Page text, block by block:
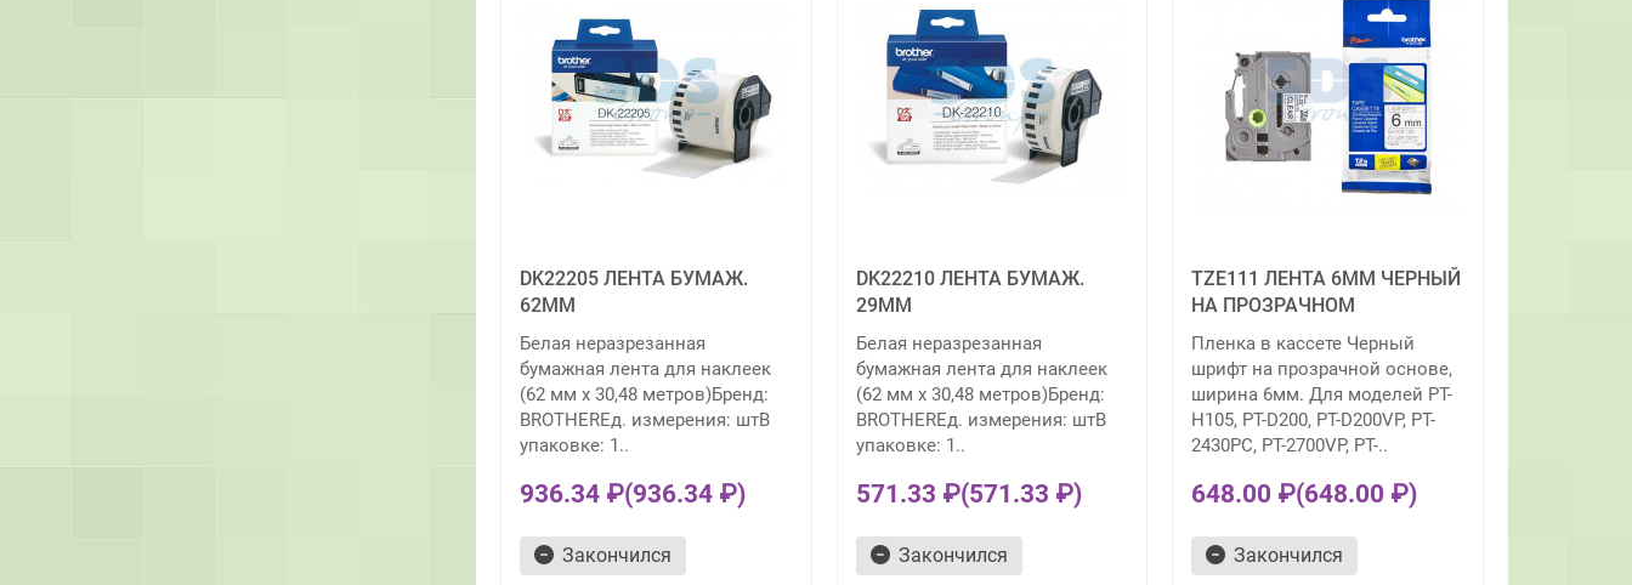
DK22205 ЛЕНТА БУМАЖ.
62ММ
Белая неразрезанная
бумажная лента для наклеек
(62 мм x 30,48 метров)Бренд:
BROTHERЕд. измерения: штВ
упаковке: 1..
936.34 ₽(936.34 ₽)
Закончился
DK22210 ЛЕНТА БУМАЖ.
29ММ
Белая неразрезанная
бумажная лента для наклеек
(62 мм x 30,48 метров)Бренд:
BROTHERЕд. измерения: штВ
упаковке: 1..
571.33 ₽(571.33 ₽)
Закончился
TZE111 ЛЕНТА 6MM ЧЕРНЫЙ
НА ПРОЗРАЧНОМ
Пленка в кассете Черный
шрифт на прозрачной основе,
ширина 6мм. Для моделей PT-
H105, PT-D200, PT-D200VP, PT-
2430PC, PT-2700VP, PT-..
648.00 ₽(648.00 ₽)
Закончился